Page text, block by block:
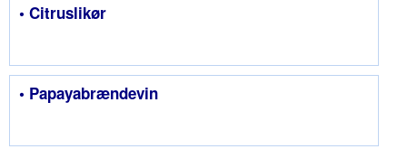
• Citruslikør
• Papayabrændevin